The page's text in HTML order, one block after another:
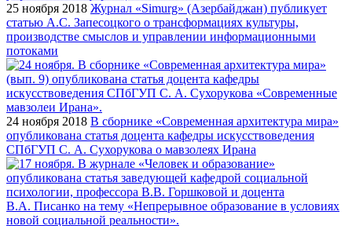
25 ноября 2018 Журнал «Simurg» (Азербайджан) публикует
статью А.С. Запесоцкого о трансформациях культуры,
производстве смыслов и управлении информационными
потоками
24 ноября 2018 В сборнике «Современная архитектура мира»
опубликована статья доцента кафедры искусствоведения
СПбГУП С. А. Сухорукова о мавзолеях Ирана